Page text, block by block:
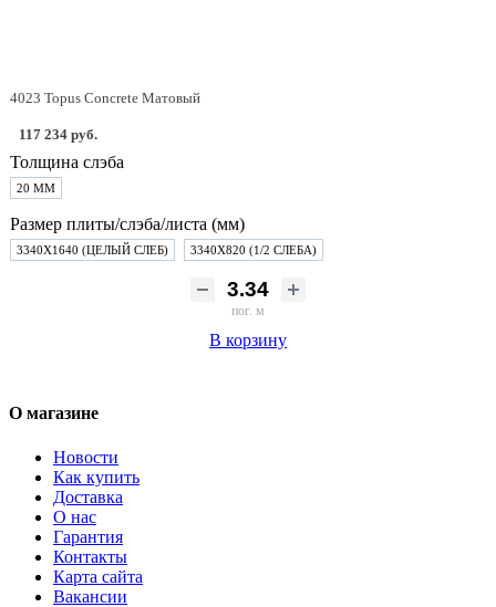
4023 Topus Concrete Матовый
117 234 руб.
Толщина слэба
20 ММ
Размер плиты/слэба/листа (мм)
3340Х1640 (ЦЕЛЫЙ СЛЕБ) 3340Х820 (1/2 СЛЕБА)
пог. м
В корзину
О магазине
Новости
Как купить
Доставка
О нас
Гарантия
Контакты
Карта сайта
Вакансии